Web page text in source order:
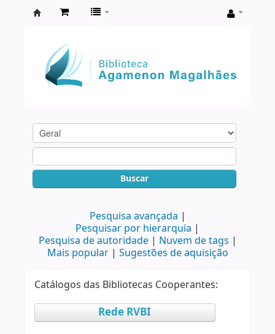
Agamenon
Magalhães
Buscar
Pesquisa avançada
Pesquisar por hierarquia
Pesquisa de autoridade
Nuvem de tags
Mais popular
Sugestões de aquisição
Catálogos das Bibliotecas Cooperantes:
Rede RVBI